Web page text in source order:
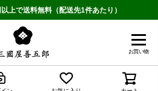
上で送料無料（配送先1件あたり）
お買い物